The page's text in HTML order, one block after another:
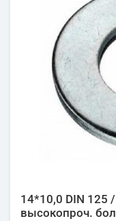
14*10,0 DIN 125
высокопроч.